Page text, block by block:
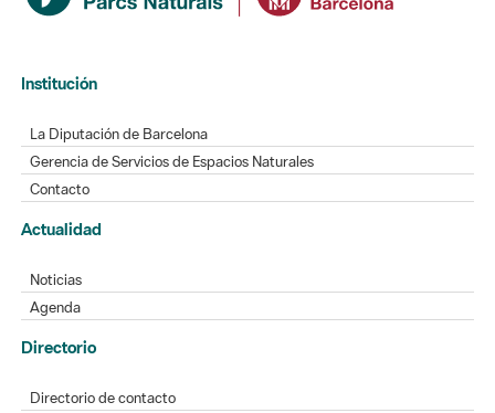
Institución
La Diputación de Barcelona
Gerencia de Servicios de Espacios Naturales
Contacto
Actualidad
Noticias
Agenda
Directorio
Directorio de contacto